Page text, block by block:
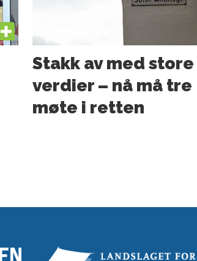
Stakk av med store
verdier – nå må tre
møte i retten